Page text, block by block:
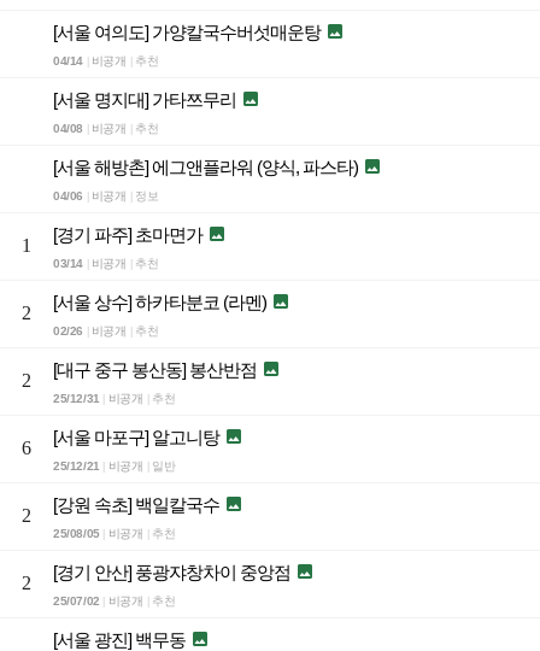
[서울 여의도] 가양칼국수버섯매운탕 
04/14 비공개 추천
[서울 명지대] 가타쯔무리 
04/08 비공개 추천
[서울 해방촌] 에그앤플라워 (양식, 파스타) 
04/06 비공개 정보
1
[경기 파주] 초마면가 
03/14 비공개 추천
2
[서울 상수] 하카타분코 (라멘) 
02/26 비공개 추천
2
[대구 중구 봉산동] 봉산반점 
25/12/31| 비공개 추천
6
[서울 마포구] 알고니탕 
25/12/21| 비공개 일반
2
[강원 속초] 백일칼국수 
25/08/05| 비공개 추천
2
[경기 안산] 풍광쟈창차이 중앙점 
25/07/02 비공개 추천
[서울 광진] 백무동 